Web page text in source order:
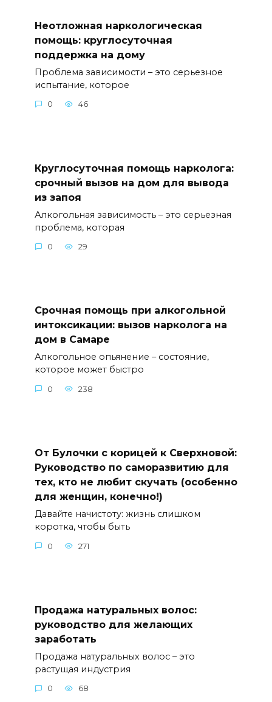
Неотложная наркологическая
помощь: круглосуточная
поддержка на дому
Проблема зависимости – это серьезное
испытание, которое
0 46
Круглосуточная помощь нарколога:
срочный вызов на дом для вывода
из запоя
Алкогольная зависимость – это серьезная
проблема, которая
0 29
Срочная помощь при алкогольной
интоксикации: вызов нарколога на
дом в Самаре
Алкогольное опьянение – состояние,
которое может быстро
0 238
От Булочки с корицей к Сверхновой:
Руководство по саморазвитию для
тех, кто не любит скучать (особенно
для женщин, конечно!)
Давайте начистоту: жизнь слишком
коротка, чтобы быть
0 271
Продажа натуральных волос:
руководство для желающих
заработать
Продажа натуральных волос – это
растущая индустрия
0 68